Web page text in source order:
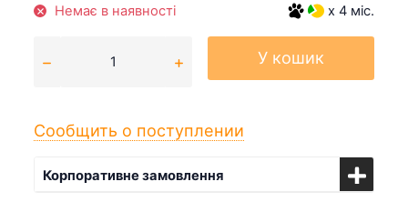
Немає в наявності x 4 міс.
У кошик
Сообщить о поступлении
Корпоративне замовлення